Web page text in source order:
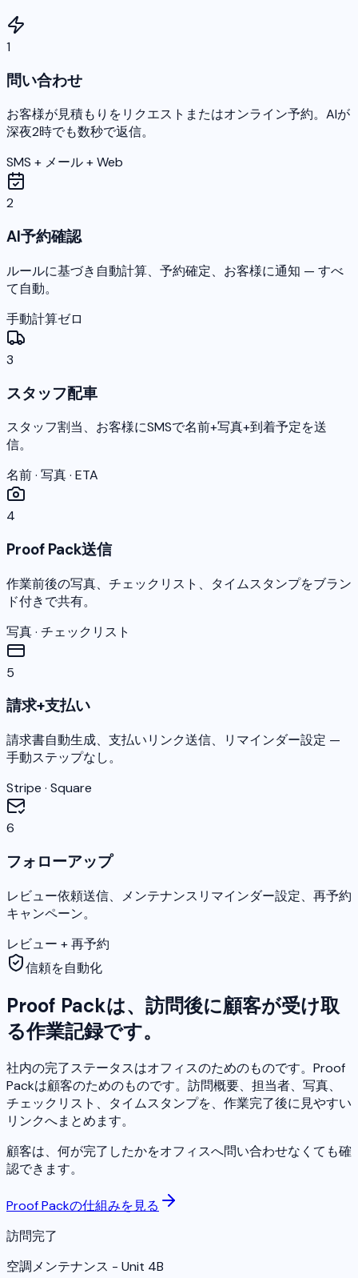
1
問い合わせ
お客様が見積もりをリクエストまたはオンライン予約。AIが
深夜2時でも数秒で返信。
SMS + メール + Web
2
AI予約確認
ルールに基づき自動計算、予約確定、お客様に通知 — すべ
て自動。
手動計算ゼロ
3
スタッフ配車
スタッフ割当、お客様にSMSで名前+写真+到着予定を送
信。
名前 · 写真 · ETA
4
Proof Pack送信
作業前後の写真、チェックリスト、タイムスタンプをブラン
ド付きで共有。
写真 · チェックリスト
5
請求+支払い
請求書自動生成、支払いリンク送信、リマインダー設定 —
手動ステップなし。
Stripe · Square
6
フォローアップ
レビュー依頼送信、メンテナンスリマインダー設定、再予約
キャンペーン。
レビュー + 再予約
信頼を自動化
Proof Packは、訪問後に顧客が受け取
る作業記録です。
社内の完了ステータスはオフィスのためのものです。Proof
Packは顧客のためのものです。訪問概要、担当者、写真、
チェックリスト、タイムスタンプを、作業完了後に見やすい
リンクへまとめます。
顧客は、何が完了したかをオフィスへ問い合わせなくても確
認できます。
Proof Packの仕組みを見る
訪問完了
空調メンテナンス - Unit 4B